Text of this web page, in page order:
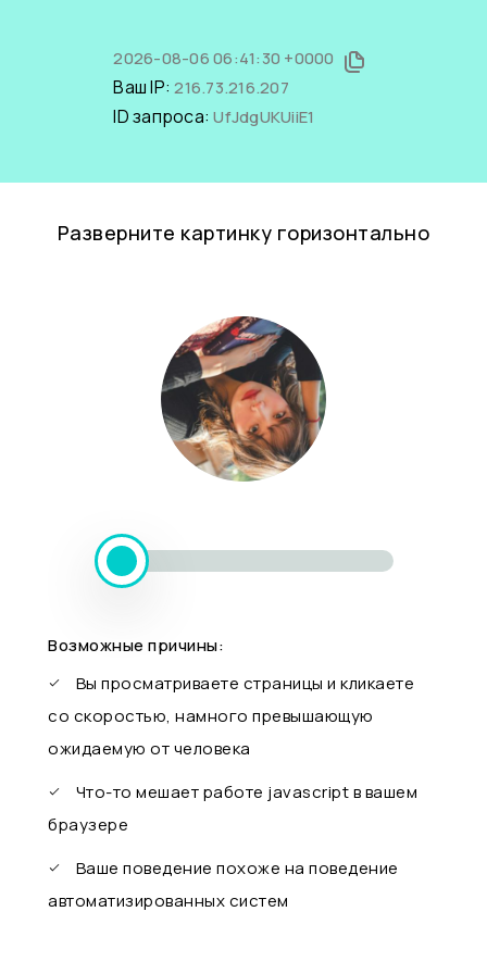
2026-08-06 06:41:30 +0000
Ваш IP:216.73.216.207
ID запроса:UfJdgUKUiiE1
Разверните картинку горизонтально
Возможные причины:
Вы просматриваете страницы и кликаете
со скоростью, намного превышающую
ожидаемую от человека
Что-то мешает работе javascript в вашем
браузере
Ваше поведение похоже на поведение
автоматизированных систем